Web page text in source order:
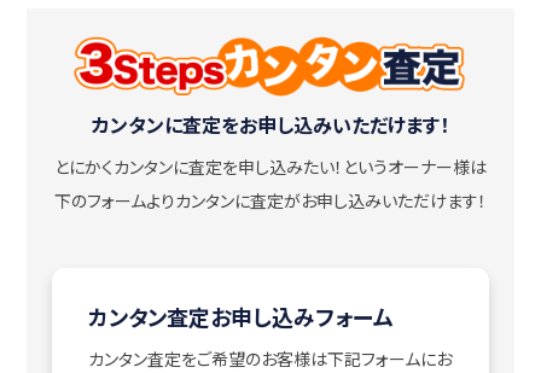
カンタンに査定をお申し込みいただけます！
とにかくカンタンに査定を申し込みたい！ というオーナー様は
下のフォームよりカンタンに査定がお申し込みいただけます！
カンタン査定お申し込みフォーム
カンタン査定をご希望のお客様は下記フォームにお